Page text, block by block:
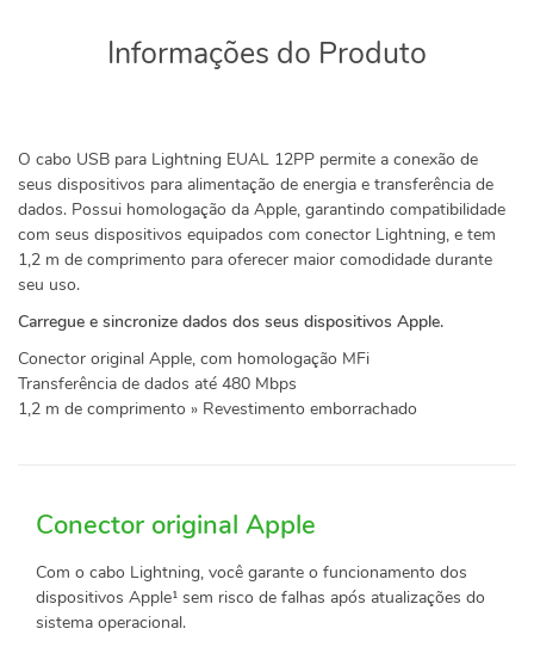
Informações do Produto
O cabo USB para Lightning EUAL 12PP permite a conexão de
seus dispositivos para alimentação de energia e transferência de
dados. Possui homologação da Apple, garantindo compatibilidade
com seus dispositivos equipados com conector Lightning, e tem
1,2 m de comprimento para oferecer maior comodidade durante
seu uso.
Carregue e sincronize dados dos seus dispositivos Apple.
Conector original Apple, com homologação MFi
Transferência de dados até 480 Mbps
1,2 m de comprimento » Revestimento emborrachado
Conector original Apple
Com o cabo Lightning, você garante o funcionamento dos
dispositivos Apple¹ sem risco de falhas após atualizações do
sistema operacional.